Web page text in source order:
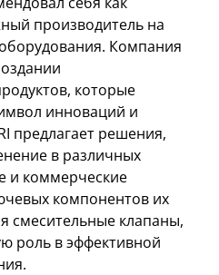
производитель на
Компания
которые
инноваций и
предлагает решения,
в различных
и коммерческие
компонентов их
смесительные клапаны,
роль в эффективной